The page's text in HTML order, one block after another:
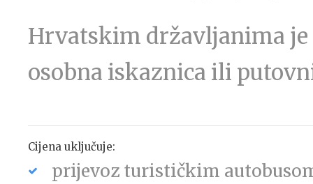
Hrvatskim državljanima je
osobna iskaznica ili
Cijena uključuje:
prijevoz turističkim